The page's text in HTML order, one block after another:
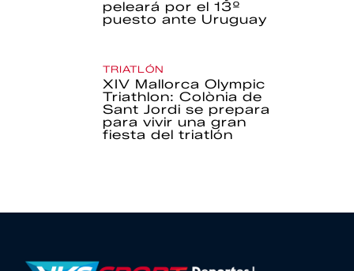
peleará por el 13º
puesto ante Uruguay
TRIATLÓN
XIV Mallorca Olympic
Triathlon: Colònia de
Sant Jordi se prepara
para vivir una gran
fiesta del triatlón